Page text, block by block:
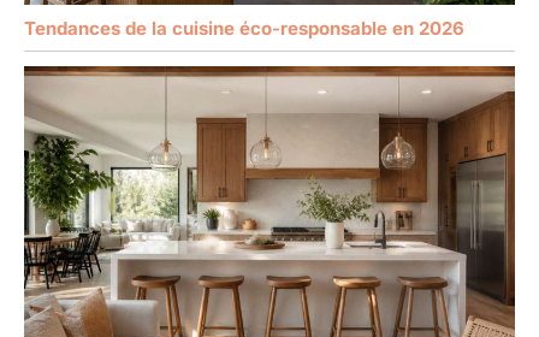
Tendances de la cuisine éco-responsable en 2026